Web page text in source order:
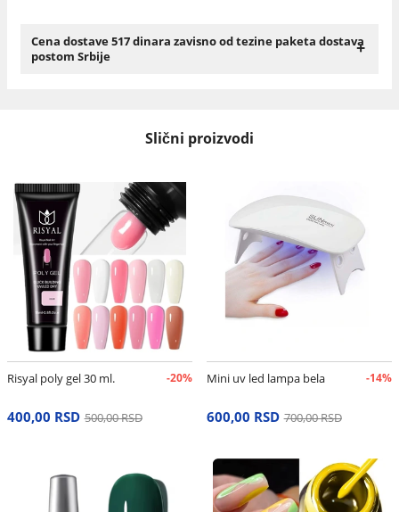
Cena dostave 517 dinara zavisno od tezine paketa dostava
postom Srbije
+
Slični proizvodi
Risyal poly gel 30 ml. -20%
400,00 RSD 500,00 RSD
Mini uv led lampa bela -14%
600,00 RSD 700,00 RSD